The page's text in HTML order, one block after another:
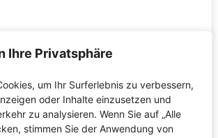
Ihre Privatsphäre
um Ihr Surferlebnis zu verbessern,
oder Inhalte einzusetzen und
zu analysieren. Wenn Sie auf „Alle
stimmen Sie der Anwendung von